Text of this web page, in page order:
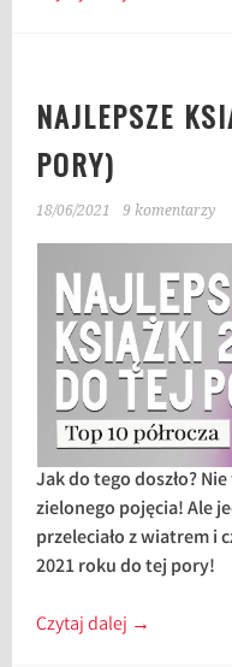
NAJLEPSZE
PORY)
18/06/2021 9 komentarzy
Jak do tego doszło?
zielonego pojęcia! Ale
przeleciało z wiatrem i
2021 roku do tej pory!
Czytaj dalej →